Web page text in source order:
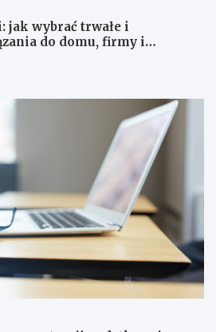
jak wybrać trwałe i
do domu, firmy i